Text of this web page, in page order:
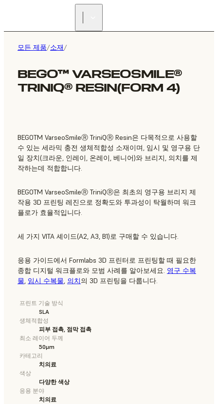
모든 제품/소재/
BEGO™ VARSEOSMILE®
TRINIQ® RESIN(FORM 4)
BEGOTM VarseoSmileⓇ TriniQⓇ Resin은 다목적으로 사용할
수 있는 세라믹 충전 생체적합성 소재이며, 임시 및 영구용 단
일 장치(크라운, 인레이, 온레이, 베니어)와 브리지, 의치를 제
작하는데 적합합니다.
BEGOTM VarseoSmileⓇ TriniQⓇ은 최초의 영구용 브리지 제
작용 3D 프린팅 레진으로 정확도와 투과성이 탁월하며 워크
플로가 효율적입니다.
세 가지 VITA 셰이드(A2, A3, B1)로 구매할 수 있습니다.
응용 가이드에서 Formlabs 3D 프린터로 프린팅할 때 필요한
종합 디지털 워크플로와 모범 사례를 알아보세요. 영구 수복
물, 임시 수복물, 의치의 3D 프린팅을 다룹니다.
프린트 기술 방식
SLA
생체적합성
피부 접촉, 점막 접촉
최소 레이어 두께
50μm
카테고리
치의료
색상
다양한 색상
응용 분야
치의료